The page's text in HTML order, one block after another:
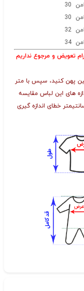
تعویض و مرجوع نداریم
پهن کنید، سپس با متر
های این لباس مقایسه
خطای اندازه گیری